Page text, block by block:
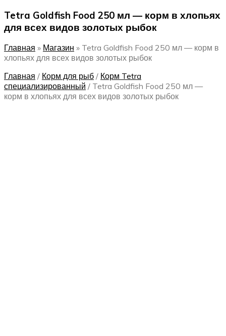
Tetra Goldfish Food 250 мл — корм в хлопьях
для всех видов золотых рыбок
Главная » Магазин » Tetra Goldfish Food 250 мл — корм в
хлопьях для всех видов золотых рыбок
Главная / Корм для рыб / Корм Tetra
специализированный / Tetra Goldfish Food 250 мл —
корм в хлопьях для всех видов золотых рыбок